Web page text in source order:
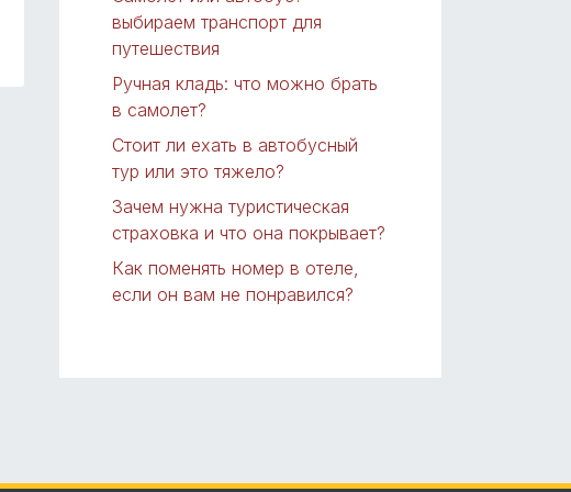
выбираем транспорт для
путешествия
Ручная кладь: что можно брать
в самолет?
Стоит ли ехать в автобусный
тур или это тяжело?
Зачем нужна туристическая
страховка и что она покрывает?
Как поменять номер в отеле,
если он вам не понравился?